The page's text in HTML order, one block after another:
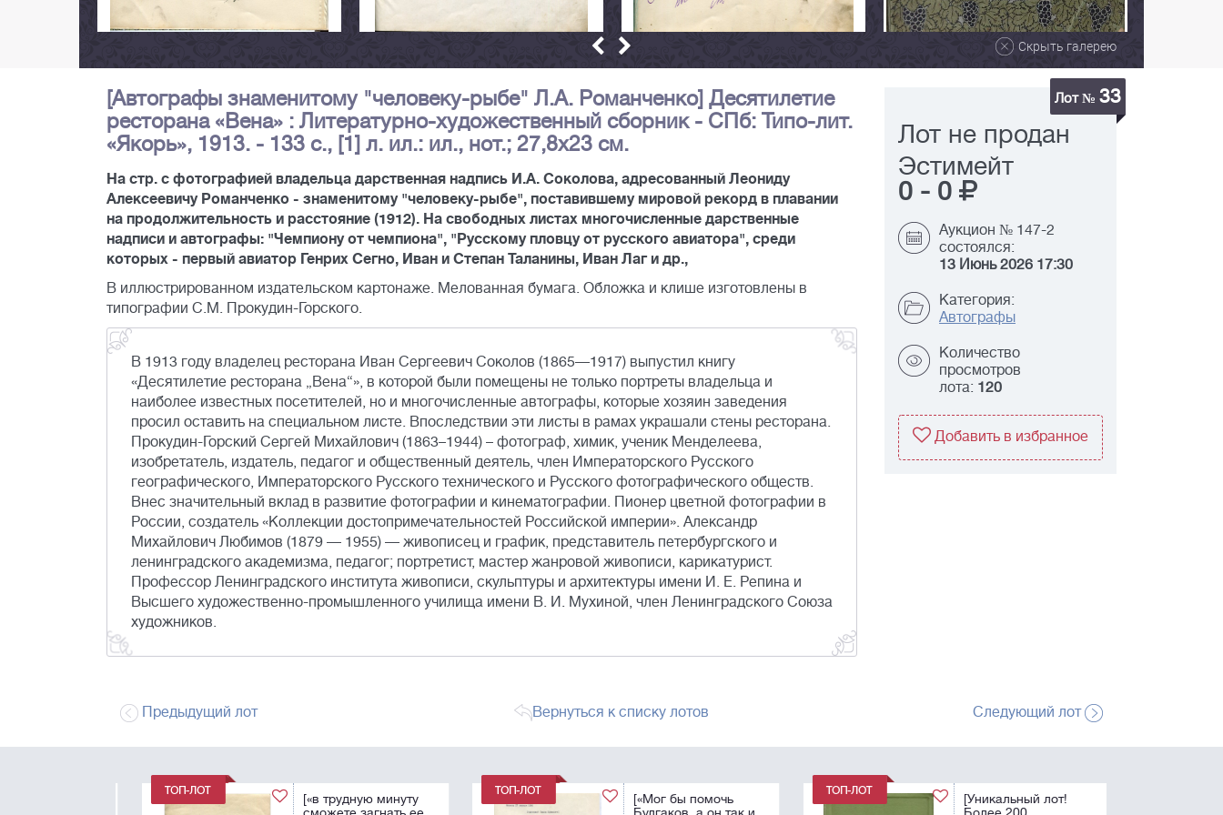
Скрыть галерею
[Автографы знаменитому "человеку-рыбе" Л.А. Романченко] Десятилетие
ресторана «Вена» : Литературно-художественный сборник - СПб: Типо-лит.
«Якорь», 1913. - 133 с., [1] л. ил.: ил., нот.; 27,8х23 см.
На стр. с фотографией владельца дарственная надпись И.А. Соколова, адресованный Леониду
Алексеевичу Романченко - знаменитому "человеку-рыбе", поставившему мировой рекорд в плавании
на продолжительность и расстояние (1912). На свободных листах многочисленные дарственные
надписи и автографы: "Чемпиону от чемпиона", "Русскому пловцу от русского авиатора", среди
которых - первый авиатор Генрих Сегно, Иван и Степан Таланины, Иван Лаг и др.,
В иллюстрированном издательском картонаже. Мелованная бумага. Обложка и клише изготовлены в
типографии С.М. Прокудин-Горского.
В 1913 году владелец ресторана Иван Сергеевич Соколов (1865—1917) выпустил книгу
«Десятилетие ресторана „Вена“», в которой были помещены не только портреты владельца и
наиболее известных посетителей, но и многочисленные автографы, которые хозяин заведения
просил оставить на специальном листе. Впоследствии эти листы в рамах украшали стены ресторана.
Прокудин-Горский Сергей Михайлович (1863–1944) – фотограф, химик, ученик Менделеева,
изобретатель, издатель, педагог и общественный деятель, член Императорского Русского
географического, Императорского Русского технического и Русского фотографического обществ.
Внес значительный вклад в развитие фотографии и кинематографии. Пионер цветной фотографии в
России, создатель «Коллекции достопримечательностей Российской империи». Александр
Михайлович Любимов (1879 — 1955) — живописец и график, представитель петербургского и
ленинградского академизма, педагог; портретист, мастер жанровой живописи, карикатурист.
Профессор Ленинградского института живописи, скульптуры и архитектуры имени И. Е. Репина и
Высшего художественно-промышленного училища имени В. И. Мухиной, член Ленинградского Союза
художников.
Лот № 33
Лот не продан
Эстимейт
0 - 0
Аукцион № 147-2
состоялся:
13 Июнь 2026 17:30
Категория:
Автографы
Количество
просмотров
лота: 120
Добавить в избранное
Предыдущий лот Вернуться к списку лотов Следующий лот
[«в трудную минуту
[«Мог бы помочь
[Уникальный лот!